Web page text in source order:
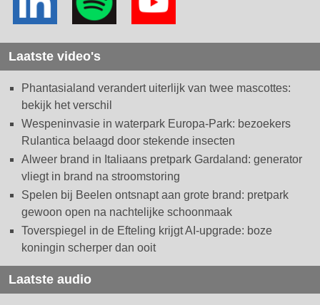
Laatste video's
Phantasialand verandert uiterlijk van twee mascottes:
bekijk het verschil
Wespeninvasie in waterpark Europa-Park: bezoekers
Rulantica belaagd door stekende insecten
Alweer brand in Italiaans pretpark Gardaland: generator
vliegt in brand na stroomstoring
Spelen bij Beelen ontsnapt aan grote brand: pretpark
gewoon open na nachtelijke schoonmaak
Toverspiegel in de Efteling krijgt AI-upgrade: boze
koningin scherper dan ooit
Laatste audio